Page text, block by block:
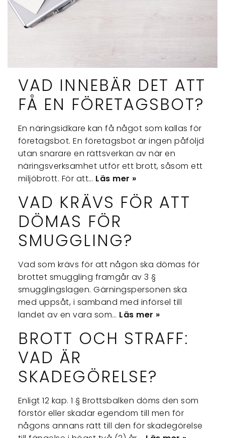
VAD INNEBÄR DET ATT
FÅ EN FÖRETAGSBOT?
En näringsidkare kan få något som kallas för
företagsbot. En företagsbot är ingen påföljd
utan snarare en rättsverkan av när en
näringsverksamhet utför ett brott, såsom ett
miljöbrott. För att… Läs mer »
VAD KRÄVS FÖR ATT
DÖMAS FÖR
SMUGGLING?
Vad som krävs för att någon ska dömas för
brottet smuggling framgår av 3 §
smugglingslagen. Gärningspersonen ska
med uppsåt, i samband med införsel till
landet av en vara som… Läs mer »
BROTT OCH STRAFF:
VAD ÄR
SKADEGÖRELSE?
Enligt 12 kap. 1 § Brottsbalken döms den som
förstör eller skadar egendom till men för
någons annans rätt till den för skadegörelse